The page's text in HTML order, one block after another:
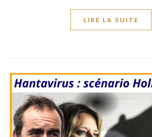
LIRE LA SUITE